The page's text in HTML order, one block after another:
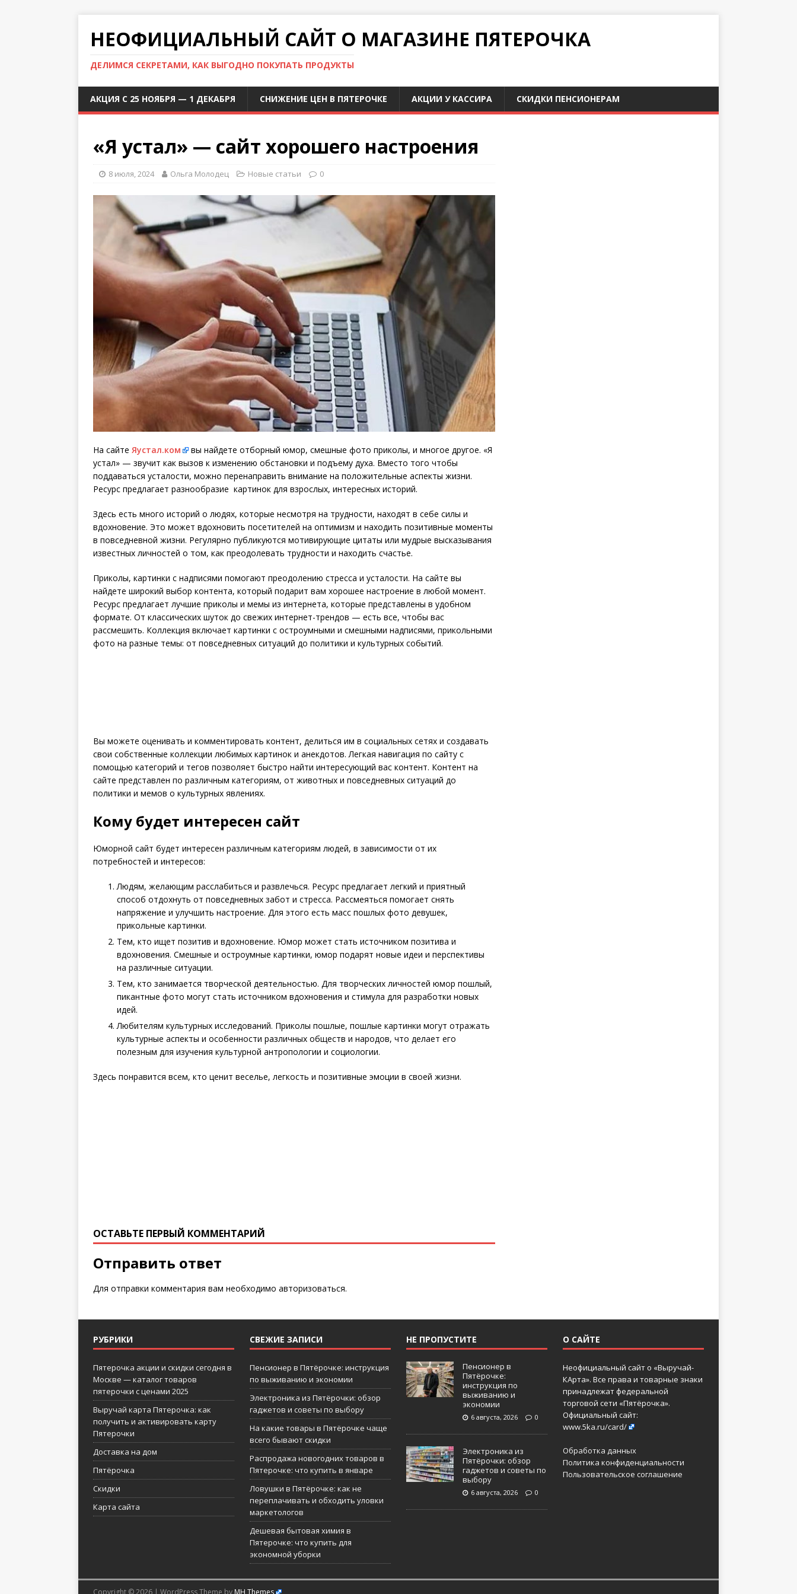
НЕОФИЦИАЛЬНЫЙ САЙТ О МАГАЗИНЕ ПЯТЕРОЧКА
ДЕЛИМСЯ СЕКРЕТАМИ, КАК ВЫГОДНО ПОКУПАТЬ ПРОДУКТЫ
АКЦИЯ С 25 НОЯБРЯ — 1 ДЕКАБРЯ СНИЖЕНИЕ ЦЕН В ПЯТЕРОЧКЕ АКЦИИ У КАССИРА СКИДКИ ПЕНСИОНЕРАМ
«Я устал» — сайт хорошего настроения
8 июля, 2024 Ольга Молодец Новые статьи 0
На сайте Яустал.ком
вы найдете отборный юмор, смешные фото приколы, и многое другое. «Я
устал» — звучит как вызов к изменению обстановки и подъему духа. Вместо того чтобы
поддаваться усталости, можно перенаправить внимание на положительные аспекты жизни.
Ресурс предлагает разнообразие картинок для взрослых, интересных историй.
Здесь есть много историй о людях, которые несмотря на трудности, находят в себе силы и
вдохновение. Это может вдохновить посетителей на оптимизм и находить позитивные моменты
в повседневной жизни. Регулярно публикуются мотивирующие цитаты или мудрые высказывания
известных личностей о том, как преодолевать трудности и находить счастье.
Приколы, картинки с надписями помогают преодолению стресса и усталости. На сайте вы
найдете широкий выбор контента, который подарит вам хорошее настроение в любой момент.
Ресурс предлагает лучшие приколы и мемы из интернета, которые представлены в удобном
формате. От классических шуток до свежих интернет-трендов — есть все, чтобы вас
рассмешить. Коллекция включает картинки с остроумными и смешными надписями, прикольными
фото на разные темы: от повседневных ситуаций до политики и культурных событий.
Вы можете оценивать и комментировать контент, делиться им в социальных сетях и создавать
свои собственные коллекции любимых картинок и анекдотов. Легкая навигация по сайту с
помощью категорий и тегов позволяет быстро найти интересующий вас контент. Контент на
сайте представлен по различным категориям, от животных и повседневных ситуаций до
политики и мемов о культурных явлениях.
Кому будет интересен сайт
Юморной сайт будет интересен различным категориям людей, в зависимости от их
потребностей и интересов:
Людям, желающим расслабиться и развлечься. Ресурс предлагает легкий и приятный
способ отдохнуть от повседневных забот и стресса. Рассмеяться помогает снять
напряжение и улучшить настроение. Для этого есть масс пошлых фото девушек,
прикольные картинки.
Тем, кто ищет позитив и вдохновение. Юмор может стать источником позитива и
вдохновения. Смешные и остроумные картинки, юмор подарят новые идеи и перспективы
на различные ситуации.
Тем, кто занимается творческой деятельностью. Для творческих личностей юмор пошлый,
пикантные фото могут стать источником вдохновения и стимула для разработки новых
идей.
Любителям культурных исследований. Приколы пошлые, пошлые картинки могут отражать
культурные аспекты и особенности различных обществ и народов, что делает его
полезным для изучения культурной антропологии и социологии.
Здесь понравится всем, кто ценит веселье, легкость и позитивные эмоции в своей жизни.
ОСТАВЬТЕ ПЕРВЫЙ КОММЕНТАРИЙ
Отправить ответ
Для отправки комментария вам необходимо авторизоваться.
РУБРИКИ
Пятерочка акции и скидки сегодня в
Москве — каталог товаров
пятерочки с ценами 2025
Выручай карта Пятерочка: как
получить и активировать карту
Пятерочки
Доставка на дом
Пятёрочка
Скидки
Карта сайта
СВЕЖИЕ ЗАПИСИ
Пенсионер в Пятёрочке: инструкция
по выживанию и экономии
Электроника из Пятёрочки: обзор
гаджетов и советы по выбору
На какие товары в Пятёрочке чаще
всего бывают скидки
Распродажа новогодних товаров в
Пятерочке: что купить в январе
Ловушки в Пятёрочке: как не
переплачивать и обходить уловки
маркетологов
Дешевая бытовая химия в
Пятерочке: что купить для
экономной уборки
НЕ ПРОПУСТИТЕ
Пенсионер в
Пятёрочке:
инструкция по
выживанию и
экономии
6 августа, 2026 0
Электроника из
Пятёрочки: обзор
гаджетов и советы по
выбору
6 августа, 2026 0
О САЙТЕ
Неофициальный сайт о «Выручай-
КАрта». Все права и товарные знаки
принадлежат федеральной
торговой сети «Пятёрочка».
Официальный сайт:
www.5ka.ru/card/
Обработка данных
Политика конфиденциальности
Пользовательское соглашение
Copyright © 2026 | WordPress Theme by MH Themes